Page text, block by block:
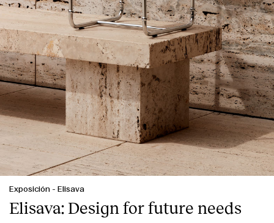
Exposición - Elisava
Elisava: Design for future needs